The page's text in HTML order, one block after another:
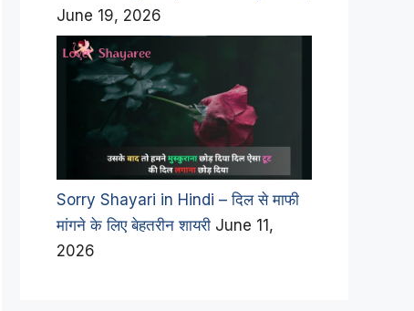
June 19, 2026
Sorry Shayari in Hindi – दिल से माफी
मांगने के लिए बेहतरीन शायरी June 11,
2026